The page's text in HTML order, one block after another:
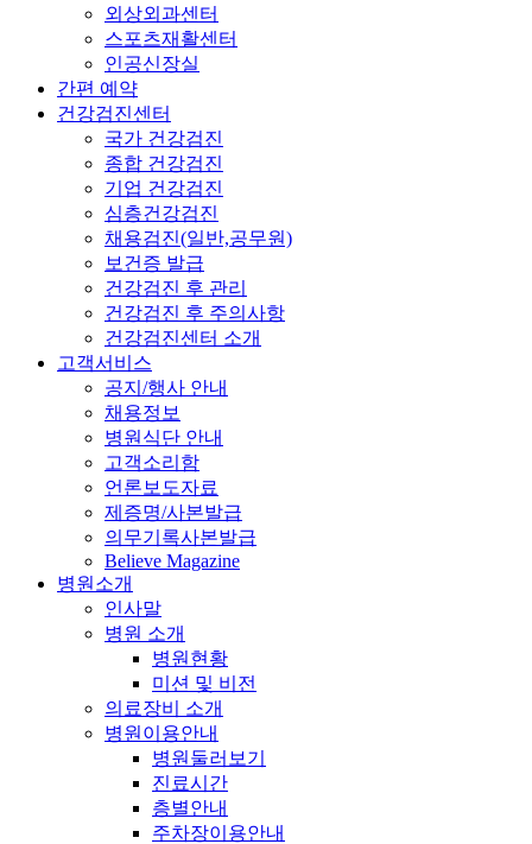
외상외과센터
스포츠재활센터
인공신장실
간편 예약
건강검진센터
국가 건강검진
종합 건강검진
기업 건강검진
심층건강검진
채용검진(일반,공무원)
보건증 발급
건강검진 후 관리
건강검진 후 주의사항
건강검진센터 소개
고객서비스
공지/행사 안내
채용정보
병원식단 안내
고객소리함
언론보도자료
제증명/사본발급
의무기록사본발급
Believe Magazine
병원소개
인사말
병원 소개
병원현황
미션 및 비전
의료장비 소개
병원이용안내
병원둘러보기
진료시간
층별안내
주차장이용안내